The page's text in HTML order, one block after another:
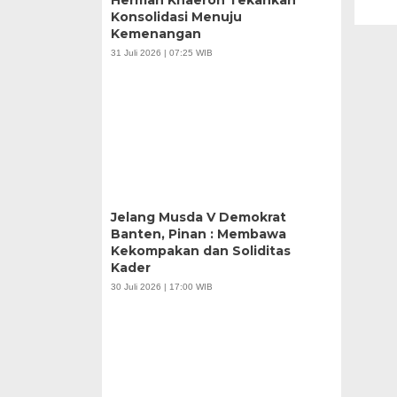
Konsolidasi Menuju
Kemenangan
31 Juli 2026 | 07:25 WIB
Jelang Musda V Demokrat
Banten, Pinan : Membawa
Kekompakan dan Soliditas
Kader
30 Juli 2026 | 17:00 WIB